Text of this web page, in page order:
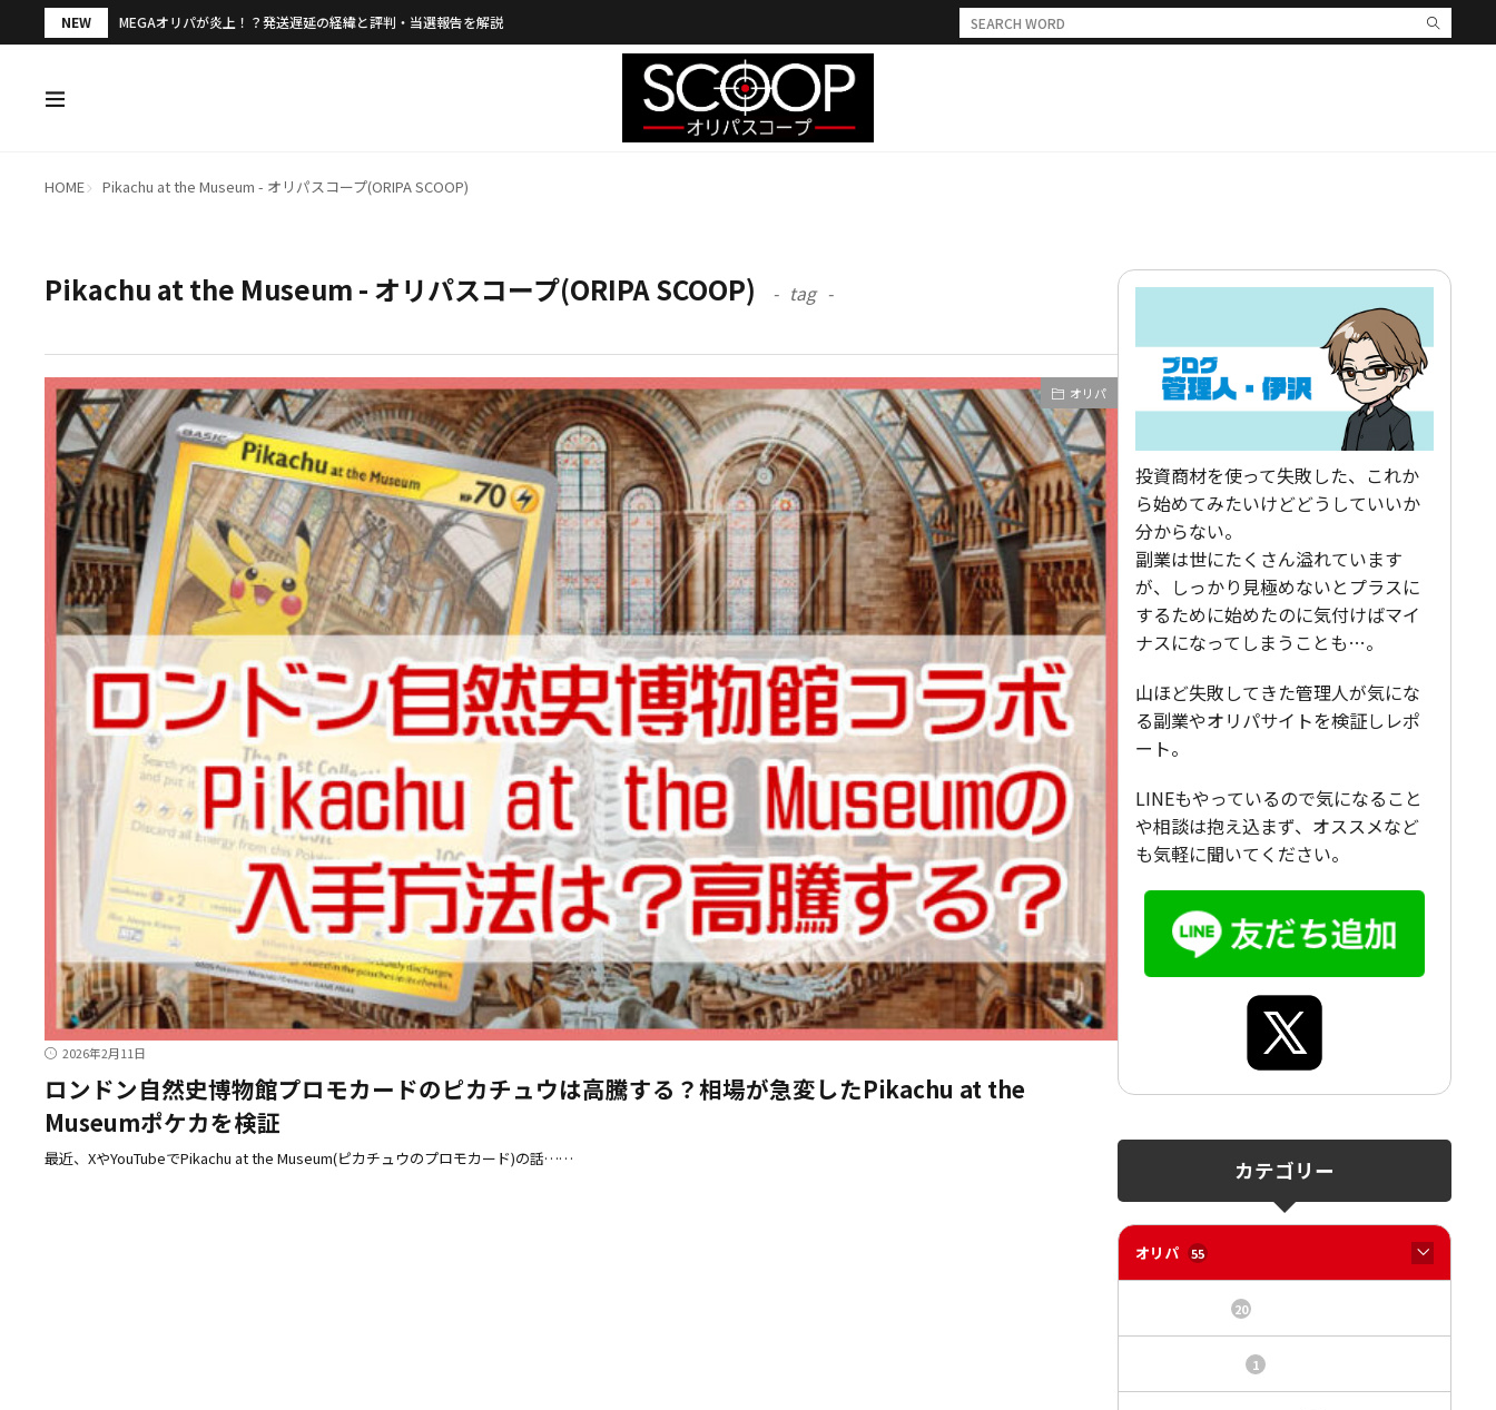
NEW MEGAオリパが炎上！？発送遅延の経緯と評判・当選報告を解説
HOME Pikachu at the Museum - オリパスコープ(ORIPA SCOOP)
Pikachu at the Museum - オリパスコープ(ORIPA SCOOP) tag
オリパ
2026年2月11日
ロンドン自然史博物館プロモカードのピカチュウは高騰する？相場が急変したPikachu at the
Museumポケカを検証
最近、XやYouTubeでPikachu at the Museum(ピカチュウのプロモカード)の話……
投資商材を使って失敗した、これか
ら始めてみたいけどどうしていいか
分からない。
副業は世にたくさん溢れています
が、しっかり見極めないとプラスに
するために始めたのに気付けばマイ
ナスになってしまうことも…。
山ほど失敗してきた管理人が気にな
る副業やオリパサイトを検証しレポ
ート。
LINEもやっているので気になること
や相談は抱え込まず、オススメなど
も気軽に聞いてください。
カテゴリー
オリパ 55
20
1